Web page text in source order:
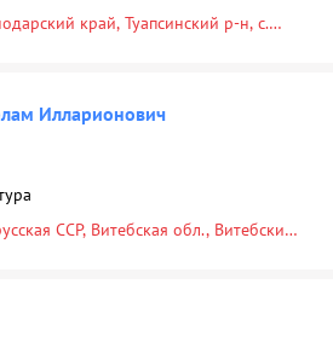
край, Туапсинский р-н, с.
Илларионович
ССР, Витебская обл., Витебский